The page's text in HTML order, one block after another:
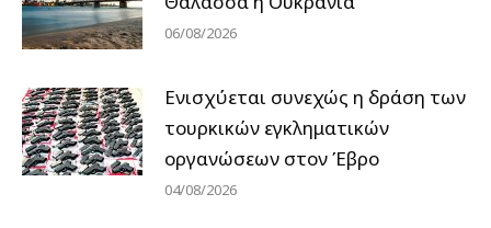
06/08/2026
Ενισχύεται συνεχώς η δράση των
τουρκικών εγκληματικών
οργανώσεων στον Έβρο
04/08/2026